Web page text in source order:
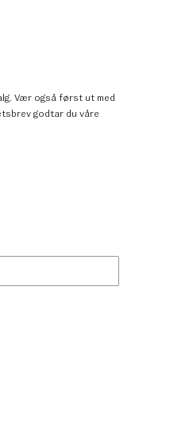
Vær også først ut med
godtar du våre